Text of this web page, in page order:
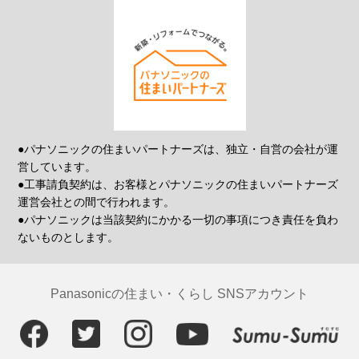
●パナソニックの住まいパートナーズは、独立・自営の会社が運
営しています。
●工事請負契約は、お客様とパナソニックの住まいパートナーズ
運営会社との間で行われます。
●パナソニックは当該契約にかかる一切の事項につき責任を負わ
ないものとします。
Panasonicの住まい・くらし SNSアカウント